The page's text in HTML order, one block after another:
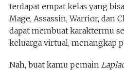
terdapat empat kelas yang
Mage, Assassin, Warrior, dan
dapat membuat karaktermu
keluarga virtual, menangkap
Nah, buat kamu pemain